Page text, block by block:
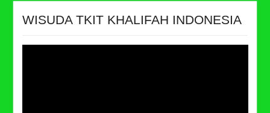
WISUDA TKIT KHALIFAH INDONESIA